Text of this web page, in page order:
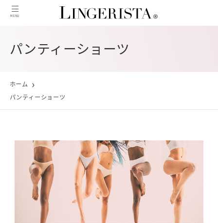
MENU
インタビュー
特集
ピックアップ記事
人気記事
パンティーショーツ
ホーム
パンティーショーツ